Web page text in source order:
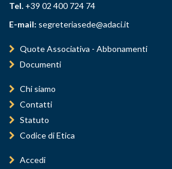
Tel. +39 02 400 724 74
E-mail: segreteriasede@adaci.it
Quote Associativa - Abbonamenti
Documenti
Chi siamo
Contatti
Statuto
Codice di Etica
Accedi